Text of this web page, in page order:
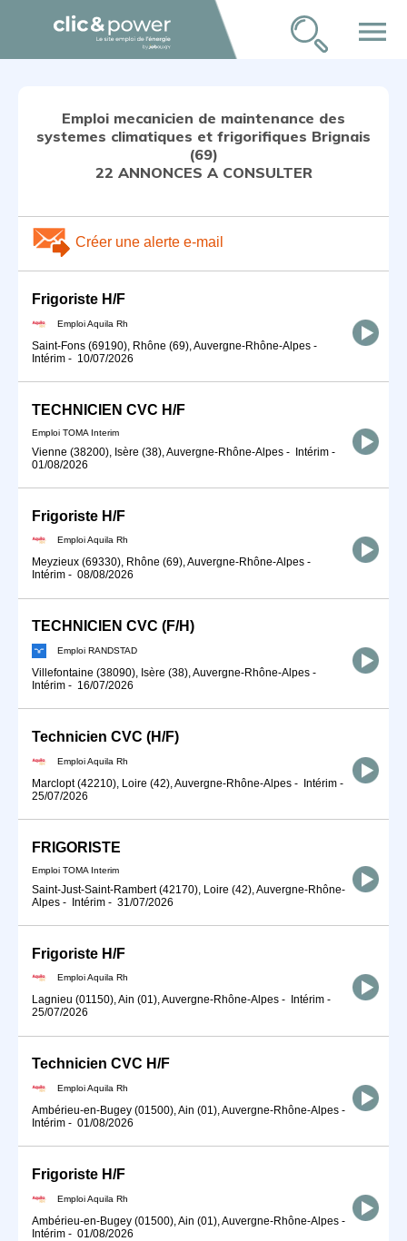
menu
Emploi mecanicien de maintenance des
systemes climatiques et frigorifiques Brignais
(69)
22 ANNONCES A CONSULTER
Créer une alerte e-mail
Frigoriste H/F
Emploi Aquila Rh
Saint-Fons (69190), Rhône (69), Auvergne-Rhône-Alpes -
Intérim - 10/07/2026
TECHNICIEN CVC H/F
Emploi TOMA Interim
Vienne (38200), Isère (38), Auvergne-Rhône-Alpes - Intérim -
01/08/2026
Frigoriste H/F
Emploi Aquila Rh
Meyzieux (69330), Rhône (69), Auvergne-Rhône-Alpes -
Intérim - 08/08/2026
TECHNICIEN CVC (F/H)
Emploi RANDSTAD
Villefontaine (38090), Isère (38), Auvergne-Rhône-Alpes -
Intérim - 16/07/2026
Technicien CVC (H/F)
Emploi Aquila Rh
Marclopt (42210), Loire (42), Auvergne-Rhône-Alpes - Intérim -
25/07/2026
FRIGORISTE
Emploi TOMA Interim
Saint-Just-Saint-Rambert (42170), Loire (42), Auvergne-Rhône-
Alpes - Intérim - 31/07/2026
Frigoriste H/F
Emploi Aquila Rh
Lagnieu (01150), Ain (01), Auvergne-Rhône-Alpes - Intérim -
25/07/2026
Technicien CVC H/F
Emploi Aquila Rh
Ambérieu-en-Bugey (01500), Ain (01), Auvergne-Rhône-Alpes -
Intérim - 01/08/2026
Frigoriste H/F
Emploi Aquila Rh
Ambérieu-en-Bugey (01500), Ain (01), Auvergne-Rhône-Alpes -
Intérim - 01/08/2026